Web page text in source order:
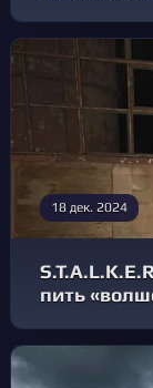
18 дек. 2024
пить